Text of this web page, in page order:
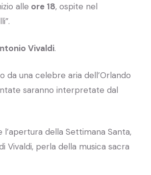
alle ore 18, ospite nel
Vivaldi.
una celebre aria dell’Orlando
saranno interpretate dal
della Settimana Santa,
Vivaldi, perla della musica sacra